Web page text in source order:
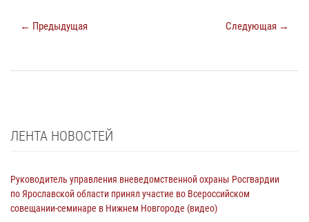
← Предыдущая Следующая →
ЛЕНТА НОВОСТЕЙ
Руководитель управления вневедомственной охраны Росгвардии
по Ярославской области принял участие во Всероссийском
совещании-семинаре в Нижнем Новгороде (видео)